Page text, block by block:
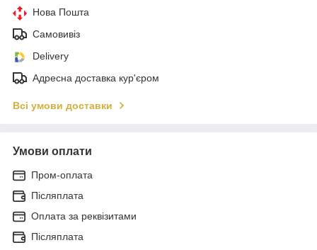
Нова Пошта
Самовивіз
Delivery
Адресна доставка кур'єром
Всі умови доставки
Умови оплати
Пром-оплата
Післяплата
Оплата за реквізитами
Післяплата